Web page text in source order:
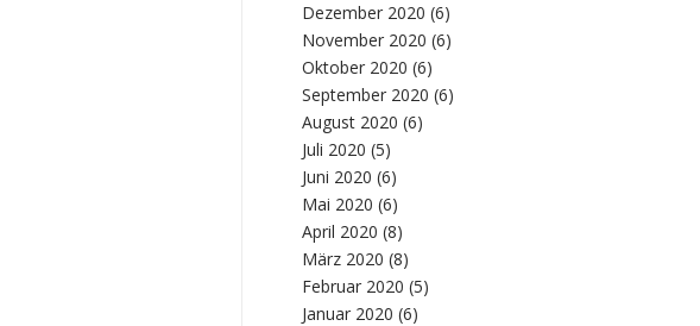
Dezember 2020 (6)
November 2020 (6)
Oktober 2020 (6)
September 2020 (6)
August 2020 (6)
Juli 2020 (5)
Juni 2020 (6)
Mai 2020 (6)
April 2020 (8)
März 2020 (8)
Februar 2020 (5)
Januar 2020 (6)